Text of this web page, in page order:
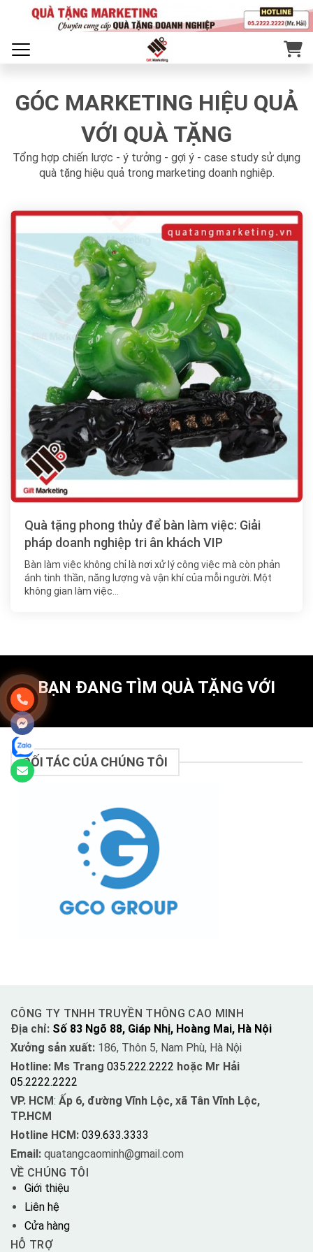
GÓC MARKETING HIỆU QUẢ
VỚI QUÀ TẶNG
Tổng hợp chiến lược - ý tưởng - gợi ý - case study sử dụng
quà tặng hiệu quả trong marketing doanh nghiệp.
Quà tặng phong thủy để bàn làm việc: Giải
pháp doanh nghiệp tri ân khách VIP
Bàn làm việc không chỉ là nơi xử lý công việc mà còn phản
ánh tinh thần, năng lượng và vận khí của mỗi người. Một
không gian làm việc…
BẠN ĐANG TÌM QUÀ TẶNG VỚI
ĐỐI TÁC CỦA CHÚNG TÔI
CÔNG TY TNHH TRUYỀN THÔNG CAO MINH
Địa chỉ: Số 83 Ngõ 88, Giáp Nhị, Hoàng Mai, Hà Nội
Xưởng sản xuất: 186, Thôn 5, Nam Phù, Hà Nội
Hotline: Ms Trang 035.222.2222 hoặc Mr Hải
05.2222.2222
VP. HCM: Ấp 6, đường Vĩnh Lộc, xã Tân Vĩnh Lộc,
TP.HCM
Hotline HCM: 039.633.3333
Email: quatangcaominh@gmail.com
VỀ CHÚNG TÔI
Giới thiệu
Liên hệ
Cửa hàng
HỖ TRỢ